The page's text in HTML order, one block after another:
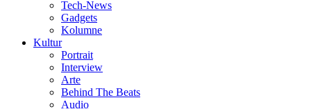
Tech-News
Gadgets
Kolumne
Kultur
Portrait
Interview
Arte
Behind The Beats
Audio